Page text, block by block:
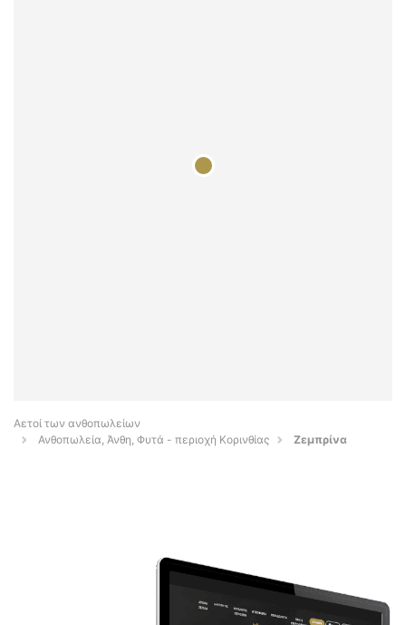
Αετοί των ανθοπωλείων
Ανθοπωλεία, Άνθη, Φυτά - περιοχή Κορινθίας
Ζεμπρίνα